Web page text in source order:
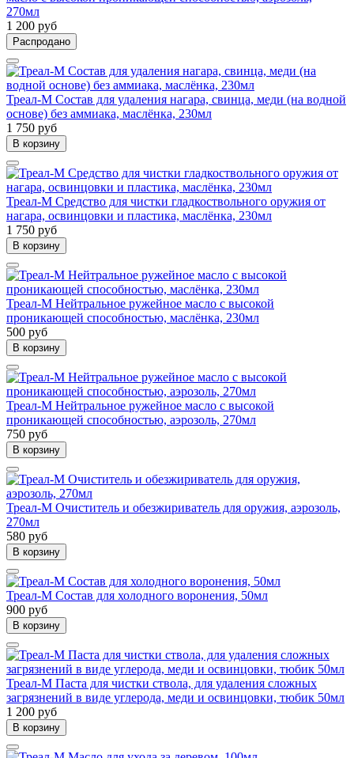
270мл
1 200 руб
Распродано
Треал-М Состав для удаления нагара, свинца, меди (на водной
основе) без аммиака, маслёнка, 230мл
1 750 руб
В корзину
Треал-М Средство для чистки гладкоствольного оружия от
нагара, освинцовки и пластика, маслёнка, 230мл
1 750 руб
В корзину
Треал-М Нейтральное ружейное масло с высокой
проникающей способностью, маслёнка, 230мл
500 руб
В корзину
Треал-М Нейтральное ружейное масло с высокой
проникающей способностью, аэрозоль, 270мл
750 руб
В корзину
Треал-М Очиститель и обезжириватель для оружия, аэрозоль,
270мл
580 руб
В корзину
Треал-М Состав для холодного воронения, 50мл
900 руб
В корзину
Треал-М Паста для чистки ствола, для удаления сложных
загрязнений в виде углерода, меди и освинцовки, тюбик 50мл
1 200 руб
В корзину